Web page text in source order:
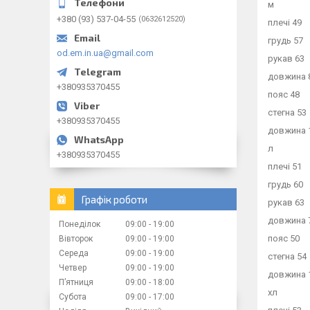
м
плечі 49
грудь 57
рукав 63
довжина
пояс 48
стегна 53
довжина
л
плечі 51
грудь 60
рукав 63
довжина
пояс 50
стегна 54
довжина
хл
+380 (93) 537-04-55 0632612520
od.em.in.ua@gmail.com
+380935370455
+380935370455
+380935370455
Графік роботи
Понеділок 09:00
19:00
Вівторок
09:00
19:00
Середа
09:00
19:00
Четвер
09:00
19:00
Пʼятниця
09:00
18:00
Субота
09:00
17:00